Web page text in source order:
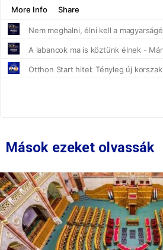
Mások ezeket olvassák